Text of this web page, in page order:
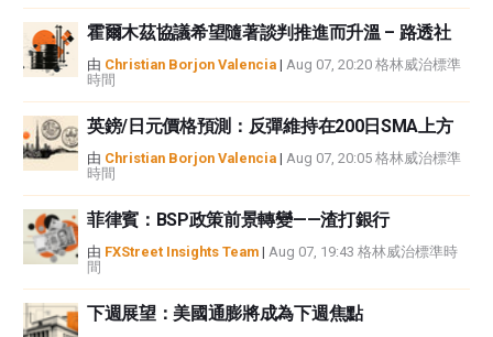
霍爾木茲協議希望隨著談判推進而升溫 – 路透社
由 Christian Borjon Valencia | Aug 07, 20:20 格林威治標準
時間
英鎊/日元價格預測：反彈維持在200日SMA上方
由 Christian Borjon Valencia | Aug 07, 20:05 格林威治標準
時間
菲律賓：BSP政策前景轉變——渣打銀行
由 FXStreet Insights Team | Aug 07, 19:43 格林威治標準時
間
下週展望：美國通膨將成為下週焦點